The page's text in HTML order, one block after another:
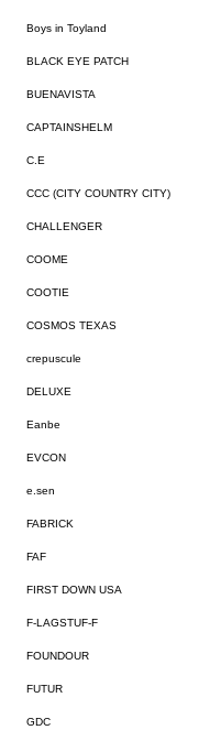
Boys in Toyland
BLACK EYE PATCH
BUENAVISTA
CAPTAINSHELM
C.E
CCC (CITY COUNTRY CITY)
CHALLENGER
COOME
COOTIE
COSMOS TEXAS
crepuscule
DELUXE
Eanbe
EVCON
e.sen
FABRICK
FAF
FIRST DOWN USA
F-LAGSTUF-F
FOUNDOUR
FUTUR
GDC